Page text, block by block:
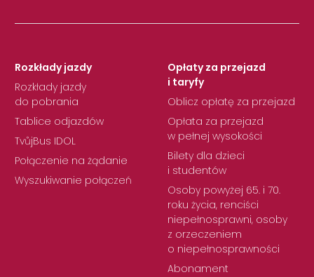
Rozkłady jazdy
Rozkłady jazdy
do pobrania
Tablice odjazdów
TvůjBus IDOL
Połączenie na żądanie
Wyszukiwanie połączeń
Opłaty za przejazd
i taryfy
Oblicz opłatę za przejazd
Opłata za przejazd
w pełnej wysokości
Bilety dla dzieci
i studentów
Osoby powyżej 65. i 70.
roku życia, renciści
niepełnosprawni, osoby
z orzeczeniem
o niepełnosprawności
Abonament